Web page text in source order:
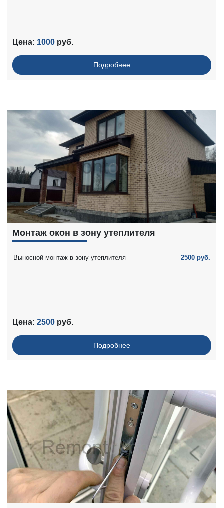
Цена: 1000 руб.
Подробнее
Монтаж окон в зону утеплителя
Выносной монтаж в зону утеплителя 2500 руб.
Цена: 2500 руб.
Подробнее